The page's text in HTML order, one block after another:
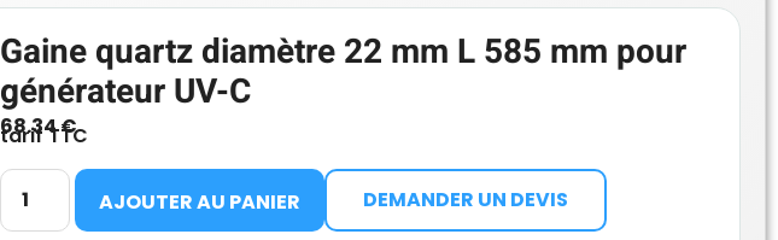
Gaine quartz diamètre 22 mm L 585 mm pour
générateur UV-C
68.34€
tarif TTC
AJOUTER AU PANIER DEMANDER UN DEVIS